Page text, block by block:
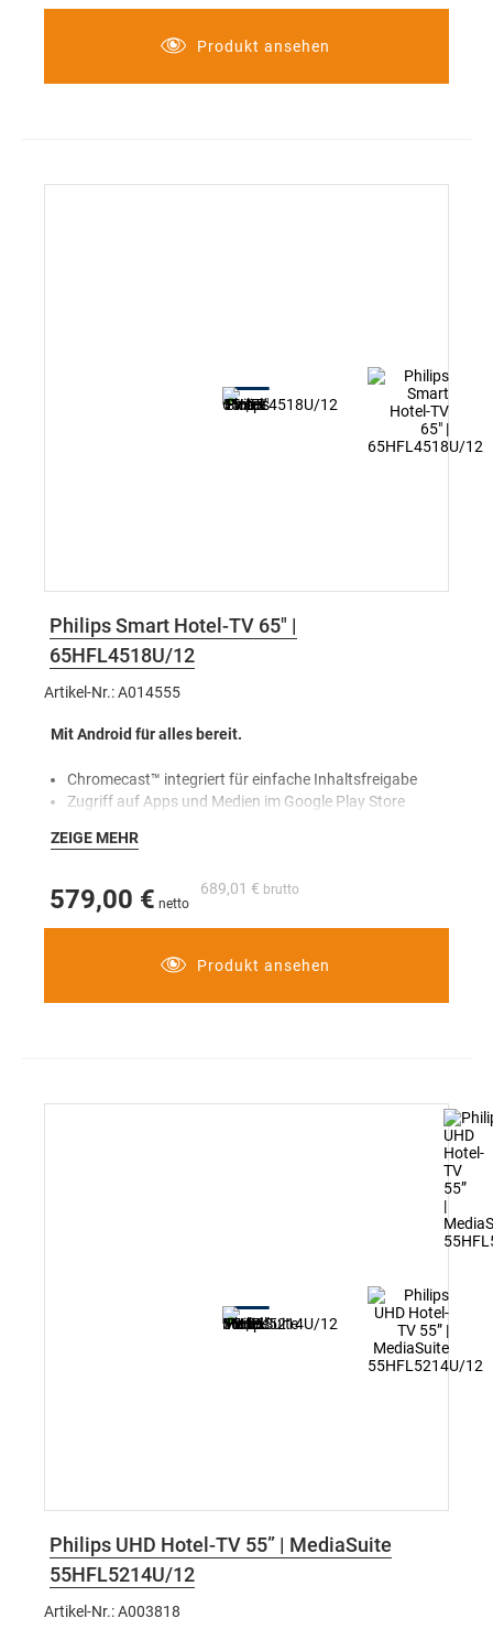
webOS 5.0
Kopfhöreranschluss
Nur Wandmontage, Lieferung ohne Tischfuß
Produkt ansehen
Philips Smart Hotel-TV 65" |
65HFL4518U/12
Artikel-Nr.: A014555
Mit Android für alles bereit.
Chromecast™ integriert für einfache Inhaltsfreigabe
Zugriff auf Apps und Medien im Google Play Store
Schnelle Einrichtung. Vollständige Kontrolle
Instant Initial Cloning. Schnellinstallation Ihrer Pro TVs
AppControl. Apps per Fernzugriff sicher installieren und
Bedienung, Überwachung und Verwaltung mit CMND &
Mit CMND & Create können Sie benötigte Informationen
ZEIGE MEHR
689,01 €
579,00 €
Produkt ansehen
Philips UHD Hotel-TV 55” | MediaSuite
55HFL5214U/12
Artikel-Nr.: A003818